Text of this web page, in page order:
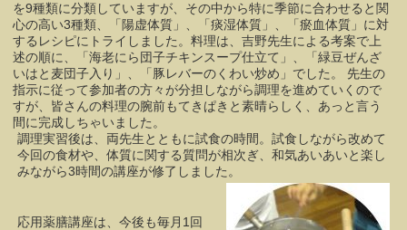
を9種類に分類していますが、その中から特に季節に合わせると関
心の高い3種類、「陽虚体質」、「痰湿体質」、「瘀血体質」に対
するレシピにトライしました。料理は、吉野先生による考案で上
述の順に、「海老にら団子チキンスープ仕立て」、「緑豆ぜんざ
いはと麦団子入り」、「豚レバーのくわい炒め」でした。 先生の
指示に従って参加者の方々が分担しながら調理を進めていくので
すが、皆さんの料理の腕前もてきぱきと素晴らしく、あっと言う
間に完成しちゃいました。
調理実習後は、両先生とともに試食の時間。試食しながら改めて
今回の食材や、体質に関する質問が相次ぎ、和気あいあいと楽し
みながら3時間の講座が修了しました。
応用薬膳講座は、今後も毎月1回